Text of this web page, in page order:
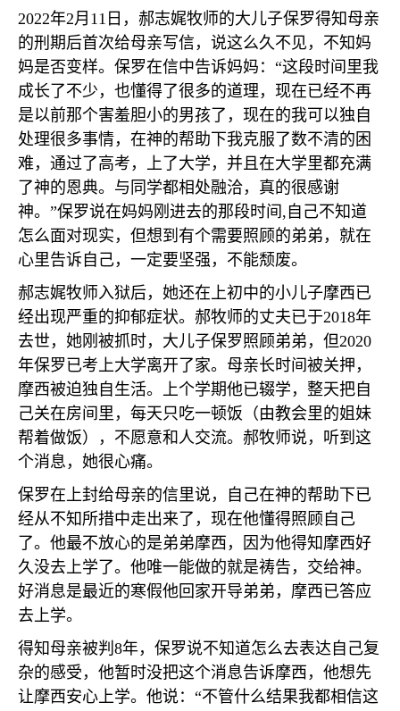
2022年2月 11 日，郝志娓牧师的大儿子保罗得知母亲
的刑期后首次给母亲写信，说这么久不见，不知妈
妈是否变样。保罗在信中告诉妈妈： “这段时间里我
成长了不少，也懂得了很多的道理，现在已经不再
是以前那个害羞胆小的男孩了，现在的我可以独自
处理很多事情，在神的帮助下我克服了数不清的困
难，通过了高考，上了大学，并且在大学里都充满
了神的恩典。与同学都相处融洽，真的很感谢
神。 ”保罗说在妈妈刚进去的那段时间 , 自己不知道
怎么面对现实，但想到有个需要照顾的弟弟，就在
心里告诉自己，一定要坚强，不能颓废。
郝志娓牧师入狱后，她还在上初中的小儿子摩西已
经出现严重的抑郁症状。郝牧师的丈夫已于2018年
去世，她刚被抓时，大儿子保罗照顾弟弟，但2020
年保罗已考上大学离开了家。母亲长时间被关押，
摩西被迫独自生活。上个学期他已辍学，整天把自
己关在房间里，每天只吃一顿饭（由教会里的姐妹
帮着做饭），不愿意和人交流。郝牧师说，听到这
个消息，她很心痛。
保罗在上封给母亲的信里说，自己在神的帮助下已
经从不知所措中走出来了，现在他懂得照顾自己
了。他最不放心的是弟弟摩西，因为他得知摩西好
久没去上学了。他唯一能做的就是祷告，交给神。
好消息是最近的寒假他回家开导弟弟，摩西已答应
去上学。
得知母亲被判 8年，保罗说不知道怎么去表达自己复
杂的感受，他暂时没把这个消息告诉摩西，他想先
让摩西安心上学。他说： “不管什么结果我都相信这